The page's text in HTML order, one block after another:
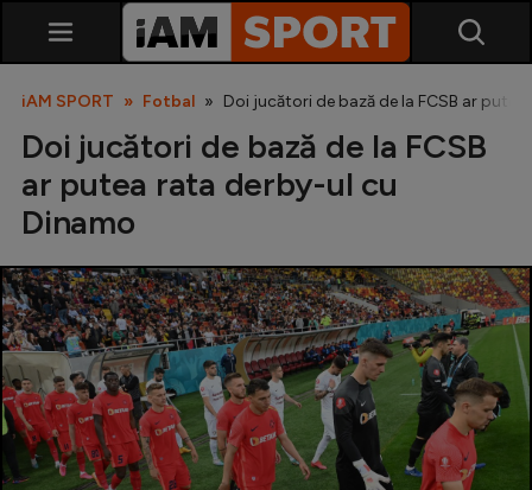
SuperLiga
Liga 2
Cupa României
Echipa Națională
iAM SPORT Fotbal Doi jucători de bază de la FCSB ar
Doi jucători de bază de la FCSB
ar putea rata derby-ul cu
Dinamo